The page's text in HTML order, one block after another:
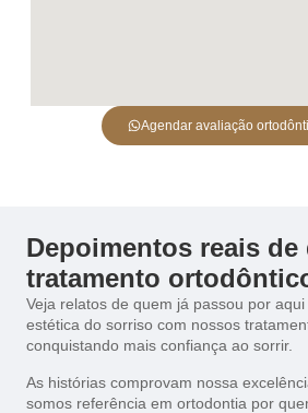
Agendar avaliação
Depoimentos reais de
tratamento
Veja relatos de quem já passou por
estética do sorriso com nossos
conquistando mais confiança ao sorrir.
As histórias comprovam nossa
somos referência em ortodontia por